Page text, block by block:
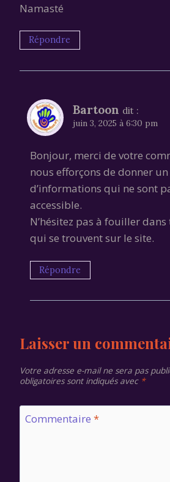
Namasté
Répondre
Bartoon dit :
juin 3, 2025 à 6:30 pm
Bonjour, merci de votre
nous efforçons de donner
d’informations qui ne sont
accessible.
N’hésitez pas à fouiller
qui se trouvent sur le site.
Répondre
Laisser un
Votre adresse e-mail ne sera pas
obligatoires sont indiqués avec *
Commentaire *